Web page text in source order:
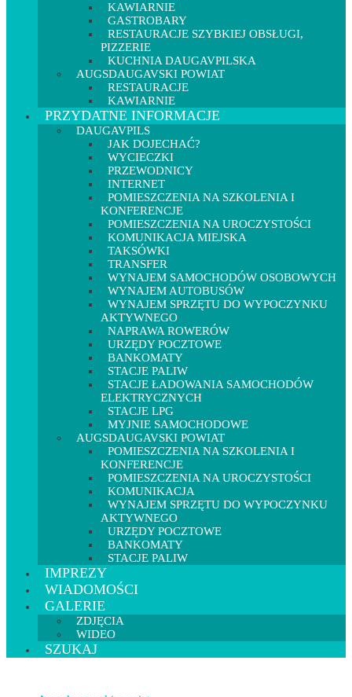
KAWIARNIE
GASTROBARY
RESTAURACJE SZYBKIEJ OBSŁUGI,
PIZZERIE
KUCHNIA DAUGAVPILSKA
AUGSDAUGAVSKI POWIAT
RESTAURACJE
KAWIARNIE
PRZYDATNE INFORMACJE
DAUGAVPILS
JAK DOJECHAĆ?
WYCIECZKI
PRZEWODNICY
INTERNET
POMIESZCZENIA NA SZKOLENIA I
KONFERENCJE
POMIESZCZENIA NA UROCZYSTOŚCI
KOMUNIKACJA MIEJSKA
TAKSÓWKI
TRANSFER
WYNAJEM SAMOCHODÓW OSOBOWYCH
WYNAJEM AUTOBUSÓW
WYNAJEM SPRZĘTU DO WYPOCZYNKU
AKTYWNEGO
NAPRAWA ROWERÓW
URZĘDY POCZTOWE
BANKOMATY
STACJE PALIW
STACJE ŁADOWANIA SAMOCHODÓW
ELEKTRYCZNYCH
STACJE LPG
MYJNIE SAMOCHODOWE
AUGSDAUGAVSKI POWIAT
POMIESZCZENIA NA SZKOLENIA I
KONFERENCJE
POMIESZCZENIA NA UROCZYSTOŚCI
KOMUNIKACJA
WYNAJEM SPRZĘTU DO WYPOCZYNKU
AKTYWNEGO
URZĘDY POCZTOWE
BANKOMATY
STACJE PALIW
IMPREZY
WIADOMOŚCI
GALERIE
ZDJĘCIA
WIDEO
SZUKAJ